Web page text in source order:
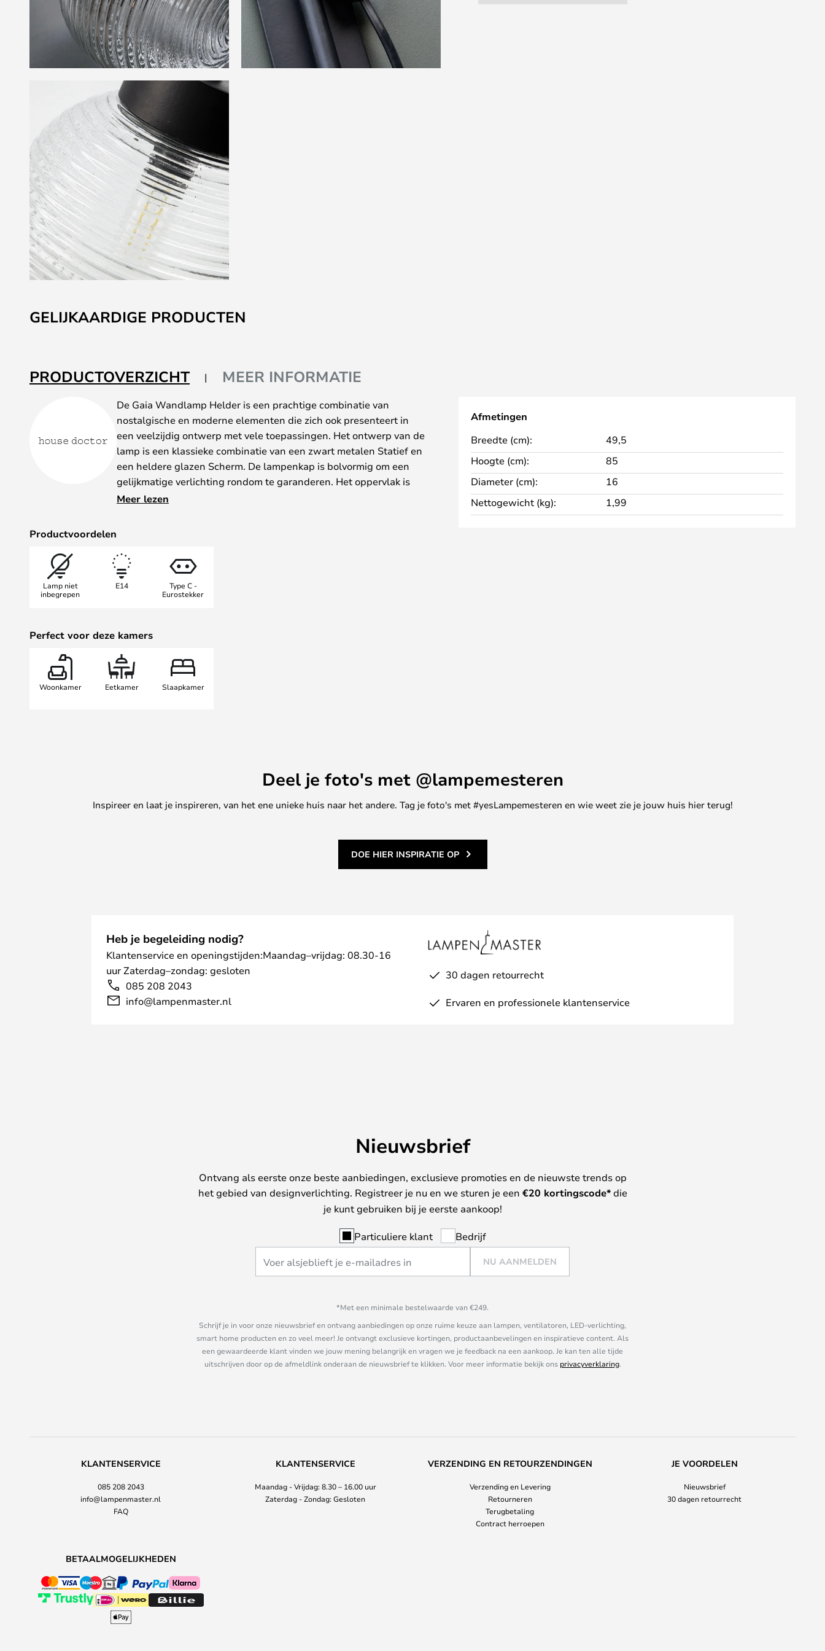
naar
het
de
afbeeldingen-
GELIJKAARDIGE PRODUCTEN
PRODUCTOVERZICHT MEER INFORMATIE
De Gaia Wandlamp Helder is een prachtige combinatie van
nostalgische en moderne elementen die zich ook presenteert in
een veelzijdig ontwerp met vele toepassingen. Het ontwerp van de
lamp is een klassieke combinatie van een zwart metalen Statief en
een heldere glazen Scherm. De lampenkap is bolvormig om een
gelijkmatige verlichting rondom te garanderen. Het oppervlak is
echter bezaaid met horizontale groeven die een regelmatig patroon
gebruikt in zowel moderne als vintage geïnspireerde interieurs.
Gaia is verkrijgbaar als wandlamp en als hanglamp in
verschillende maten. Dit maakt het mogelijk om de verschillende
Meer lezen
Productvoordelen
Lamp niet
inbegrepen
E14
Type C -
Eurostekker
Perfect voor deze kamers
Woonkamer Eetkamer Slaapkamer
Afmetingen
Breedte (cm):
49,5
Hoogte (cm):
85
Diameter (cm):
16
Nettogewicht (kg):
1,99
Deel je foto's met @lampemesteren
Inspireer en laat je inspireren, van het ene unieke huis naar het andere. Tag je foto's met #yesLampemesteren en wie weet zie je jouw huis hier terug!
DOE HIER INSPIRATIE OP
Heb je begeleiding nodig?
Klantenservice en openingstijden:Maandag–vrijdag: 08.30-16
uur Zaterdag–zondag: gesloten
085 208 2043
info@lampenmaster.nl
30 dagen retourrecht
Ervaren en professionele klantenservice
Nieuwsbrief
Ontvang als eerste onze beste aanbiedingen, exclusieve promoties en de nieuwste trends op
het gebied van designverlichting. Registreer je nu en we sturen je een €20 kortingscode*die
je kunt gebruiken bij je eerste aankoop!
Particuliere klant Bedrijf
NU AANMELDEN
*Met een minimale bestelwaarde van €249.
Schrijf je in voor onze nieuwsbrief en ontvang aanbiedingen op onze ruime keuze aan lampen, ventilatoren, LED-verlichting,
smart home producten en zo veel meer! Je ontvangt exclusieve kortingen, productaanbevelingen en inspiratieve content. Als
een gewaardeerde klant vinden we jouw mening belangrijk en vragen we je feedback na een aankoop. Je kan ten alle tijde
uitschrijven door op de afmeldlink onderaan de nieuwsbrief te klikken. Voor meer informatie bekijk ons privacyverklaring.
KLANTENSERVICE
085 208 2043
info@lampenmaster.nl
FAQ
KLANTENSERVICE
Maandag - Vrijdag: 8.30 – 16.00 uur
Zaterdag - Zondag: Gesloten
VERZENDING EN RETOURZENDINGEN
Verzending en Levering
Retourneren
Terugbetaling
Contract herroepen
JE VOORDELEN
Nieuwsbrief
30 dagen retourrecht
BETAALMOGELIJKHEDEN